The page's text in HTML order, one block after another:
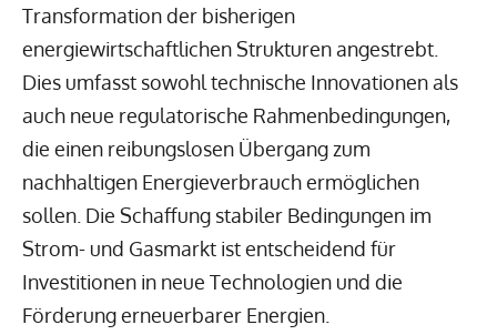
Transformation der bisherigen
energiewirtschaftlichen Strukturen angestrebt.
Dies umfasst sowohl technische Innovationen als
auch neue regulatorische Rahmenbedingungen,
die einen reibungslosen Übergang zum
nachhaltigen Energieverbrauch ermöglichen
sollen. Die Schaffung stabiler Bedingungen im
Strom- und Gasmarkt ist entscheidend für
Investitionen in neue Technologien und die
Förderung erneuerbarer Energien.